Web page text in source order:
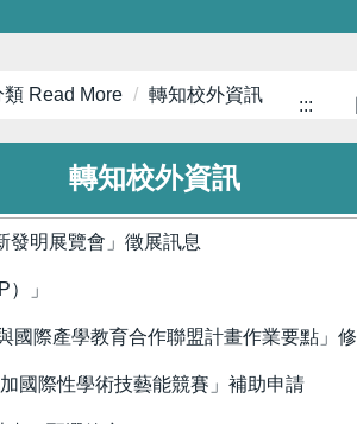
:::
類 Read More 轉知校外資訊
轉知校外資訊
發明展覽會」徵展訊息
」
國際產學教育合作聯盟計畫作業要點」
國際性學術技藝能競賽」補助申請